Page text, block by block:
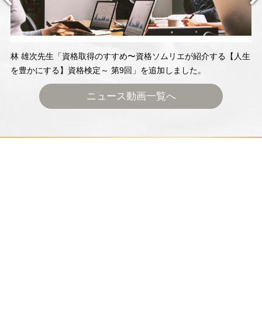
ニュース動画一覧へ
林 雄次先生「資格取得のすすめ〜資格ソムリエが紹介する【人生
を豊かにする】資格検定～ 第9回」を追加しました。